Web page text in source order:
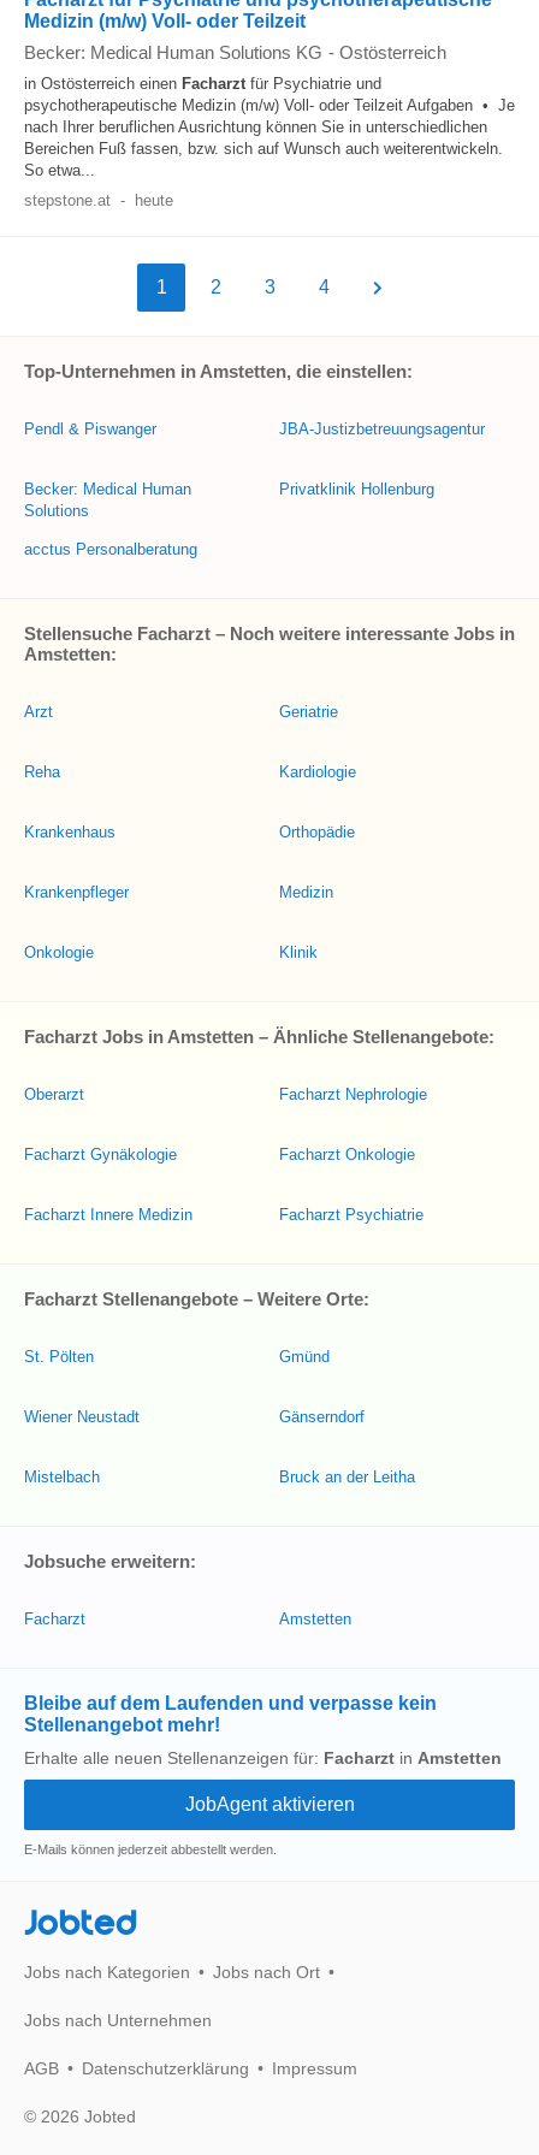
Medizin (m/w) Voll- oder Teilzeit
Becker: Medical Human Solutions KG - Ostösterreich
in Ostösterreich einen Facharztfür Psychiatrie und
psychotherapeutische Medizin (m/w) Voll- oder Teilzeit Aufgaben • Je
nach Ihrer beruflichen Ausrichtung können Sie in unterschiedlichen
Bereichen Fuß fassen, bzw. sich auf Wunsch auch weiterentwickeln.
So etwa...
stepstone.at - heute
1 2 3 4
Top-Unternehmen in Amstetten, die einstellen:
Pendl & Piswanger
Becker: Medical Human
Solutions
acctus Personalberatung
JBA-Justizbetreuungsagentur
Privatklinik Hollenburg
Stellensuche Facharzt – Noch weitere interessante Jobs in
Amstetten:
Arzt
Reha
Krankenhaus
Krankenpfleger
Onkologie
Geriatrie
Kardiologie
Orthopädie
Medizin
Klinik
Facharzt Jobs in Amstetten – Ähnliche Stellenangebote:
Oberarzt
Facharzt Gynäkologie
Facharzt Innere Medizin
Facharzt Nephrologie
Facharzt Onkologie
Facharzt Psychiatrie
Facharzt Stellenangebote – Weitere Orte:
St. Pölten
Wiener Neustadt
Mistelbach
Gmünd
Gänserndorf
Bruck an der Leitha
Jobsuche erweitern:
Facharzt Amstetten
Bleibe auf dem Laufenden und verpasse kein
Stellenangebot mehr!
Erhalte alle neuen Stellenanzeigen für: Facharzt in Amstetten
E-Mails können jederzeit abbestellt werden.
Jobted
Jobs nach Kategorien Jobs nach Ort
Jobs nach Unternehmen
AGB Datenschutzerklärung Impressum
© 2026 Jobted